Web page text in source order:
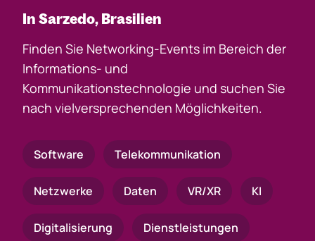
In Sarzedo, Brasilien
Finden Sie Networking-Events im Bereich der
Informations- und
Kommunikationstechnologie und suchen Sie
nach vielversprechenden Möglichkeiten.
Software Telekommunikation
Netzwerke Daten VR/XR KI
Digitalisierung Dienstleistungen